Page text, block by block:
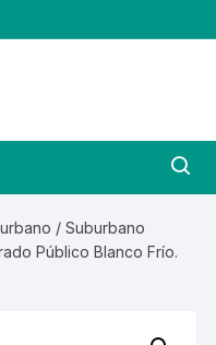
/Suburbano
Público Blanco Frío.